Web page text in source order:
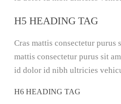
H5 HEADING TAG
Cras mattis consectetur purus
mattis consectetur purus sit
id dolor id nibh ultricies
H6 HEADING TAG